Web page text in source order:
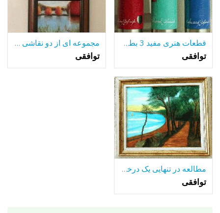
قطعات هنری مفید 3 بطری های آلومینیومی جلا
توافقی
مجموعه ای از دو نقاشی رنگ و روغن قاب
توافقی
مطالعه در تنهایی یک درخت تنها-در میان بسیاری از دریاچه.
توافقی